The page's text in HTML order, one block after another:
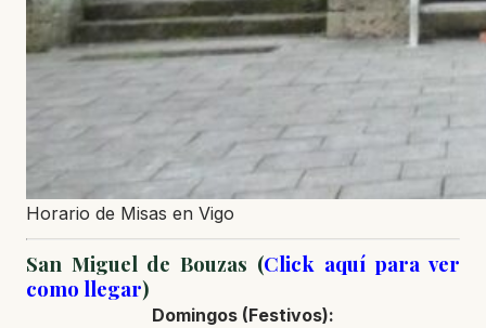
Horario de Misas en Vigo
San Miguel de Bouzas (Click aquí para ver
como llegar)
Domingos (Festivos):